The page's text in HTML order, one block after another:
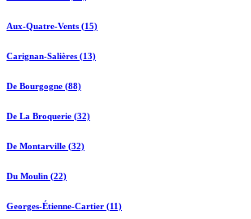
Aux-Quatre-Vents (15)
Carignan-Salières (13)
De Bourgogne (88)
De La Broquerie (32)
De Montarville (32)
Du Moulin (22)
Georges-Étienne-Cartier (11)